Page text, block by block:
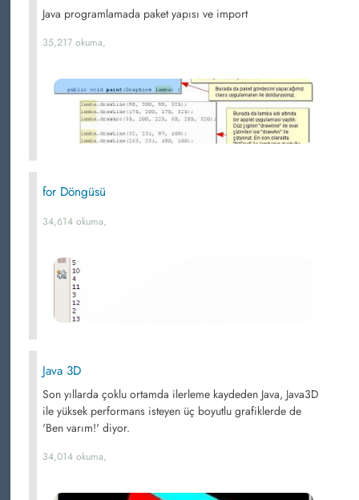
Java programlamada paket yapısı ve import
35,217 okuma,
for Döngüsü
34,614 okuma,
Java 3D
Son yıllarda çoklu ortamda ilerleme kaydeden Java, Java3D
ile yüksek performans isteyen üç boyutlu grafiklerde de
'Ben varım!' diyor.
34,014 okuma,